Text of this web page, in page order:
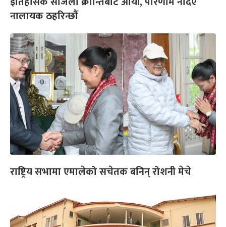
नालायक ठहरिन्छौं
राष्ट्रिय सभामा एमालेको सचेतक बनिन् रोशनी मेचे